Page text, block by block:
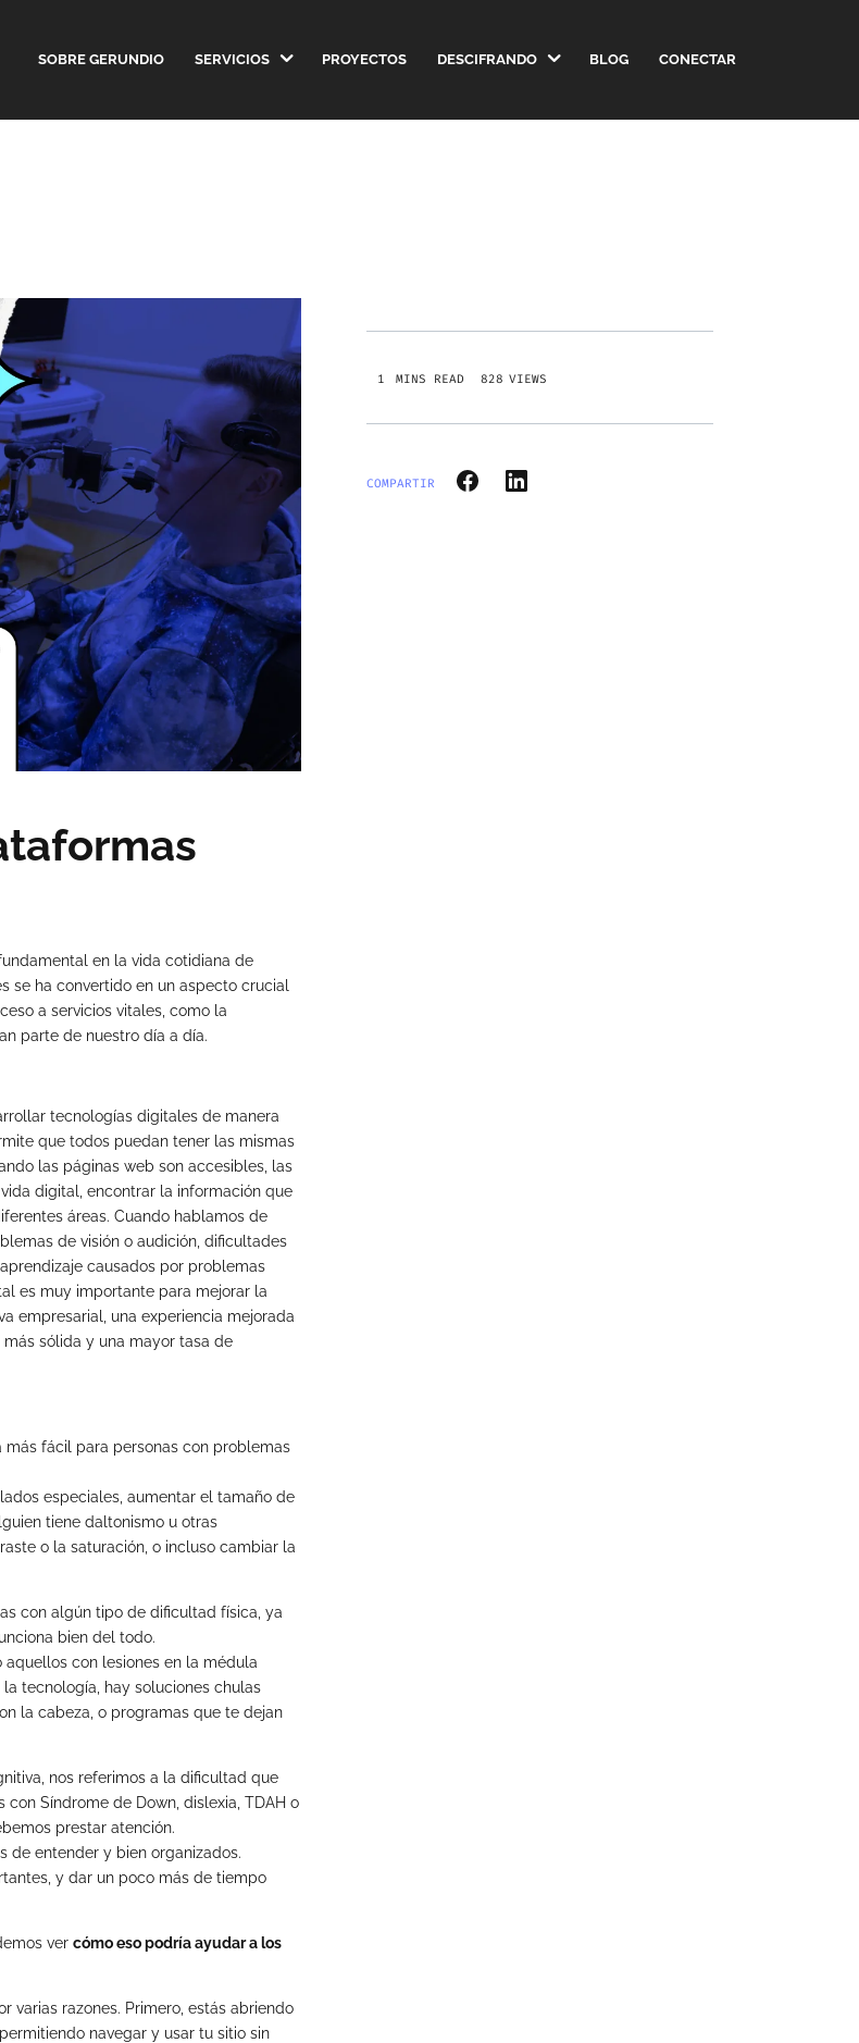
SOBRE GERUNDIO SERVICIOS PROYECTOS DESCIFRANDO BLOG CONECTAR
en la vida cotidiana de
se ha convertido en un aspecto crucial
a servicios vitales, como la
parte de nuestro día a día.
tecnologías digitales de manera
que todos puedan tener las mismas
las páginas web son accesibles, las
digital, encontrar la información que
áreas. Cuando hablamos de
de visión o audición, dificultades
causados por problemas
es muy importante para mejorar la
empresarial, una experiencia mejorada
sólida y una mayor tasa de
fácil para personas con problemas
especiales, aumentar el tamaño de
tiene daltonismo u otras
o la saturación, o incluso cambiar la
con algún tipo de dificultad física, ya
bien del todo.
con lesiones en la médula
tecnología, hay soluciones chulas
la cabeza, o programas que te dejan
nos referimos a la dificultad que
Síndrome de Down, dislexia, TDAH o
prestar atención.
de entender y bien organizados.
y dar un poco más de tiempo
vercómo eso podría ayudar a los
varias razones. Primero, estás abriendo
navegar y usar tu sitio sin
VIEWS
828
COMPARTIR